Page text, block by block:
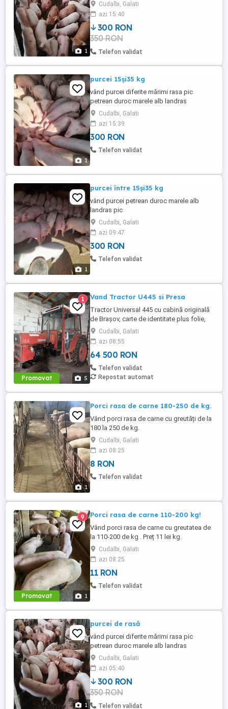
1
Cudalbi, Galati
azi 15:40
300 RON
350 RON
Telefon validat
1
purcei 15și35 kg
vând purcei diferite mărimi rasa pic
petrean duroc marele alb landras
Cudalbi, Galati
azi 15:39
300 RON
Telefon validat
1
purcei între 15și35 kg
vând purcei petrean duroc marele alb
landras pic
Cudalbi, Galati
azi 09:47
300 RON
Telefon validat
Promovat 5
1 Vand Tractor U445 si Presa
Tractor Universal 445 cu cabină originală
de Brașov, carte de identitate plus folie,
motor în trei pistoane si compresor. An
fabricație 2002 Două manete distanță
mare la cutie, ambreiaj la mână pe priză,
servodirecție originală punte pătrată.
Cauciucuri pe spate noi, cauciucuri pe față
80%. Tractorul ...
Cudalbi, Galati
azi 08:55
64 500 RON
Telefon validat
Repostat automat
1
Porci rasa de carne 180-250 de kg.
Vând porci rasa de carne cu greutăți de la
180 la 250 de kg.
Cudalbi, Galati
azi 08:25
8 RON
Telefon validat
Promovat 1
9 Porci rasa de carne 110-200 kg!
Vând porci rasa de carne cu greutatea de
la 110-200 de kg . Preț 11 lei kg.
Cudalbi, Galati
azi 08:25
11 RON
Telefon validat
1
purcei de rasă
vând purcei diferite mărimi rasa pic
petrean duroc marele alb landras
Cudalbi, Galati
azi 05:40
300 RON
350 RON
Telefon validat